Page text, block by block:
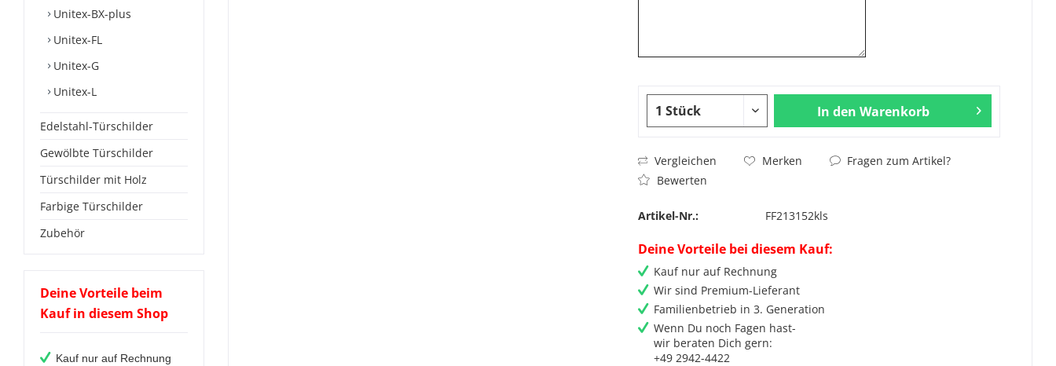
Unitex-BX-plus
Unitex-FL
Unitex-G
Unitex-L
Edelstahl-Türschilder
Gewölbte Türschilder
Türschilder mit Holz
Farbige Türschilder
Zubehör
Deine Vorteile beim
Kauf in diesem Shop
Kauf nur auf Rechnung
In den Warenkorb
Vergleichen Merken
Fragen zum Artikel?
Bewerten
Artikel-Nr.: FF213152kls
Deine Vorteile bei diesem Kauf:
Kauf nur auf Rechnung
Wir sind Premium-Lieferant
Familienbetrieb in 3. Generation
Wenn Du noch Fagen hast-
wir beraten Dich gern:
+49 2942-4422